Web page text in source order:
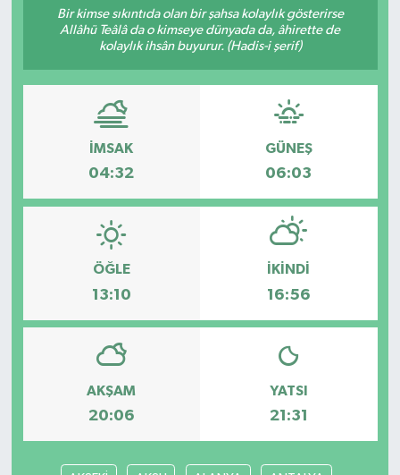
Bir kimse sıkıntıda olan bir şahsa kolaylık gösterirse
Allâhü Teâlâ da o kimseye dünyada da, âhirette de
kolaylık ihsân buyurur. (Hadis-i şerif)
İMSAK
04:32
GÜNEŞ
06:03
ÖĞLE
13:10
İKINDI
16:56
AKŞAM
20:06
YATSI
21:31